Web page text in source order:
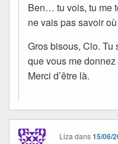
Ben… tu vois, tu me
ne vais pas savoir
Gros bisous, Clo. Tu
que vous me donnez
Merci d’être là.
Liza dans15/06/